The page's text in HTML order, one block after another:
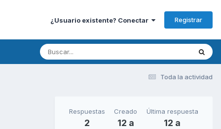
¿Usuario existente? Conectar Registrar
Toda la actividad
Respuestas
2
Creado
12 a
Última respuesta
12 a